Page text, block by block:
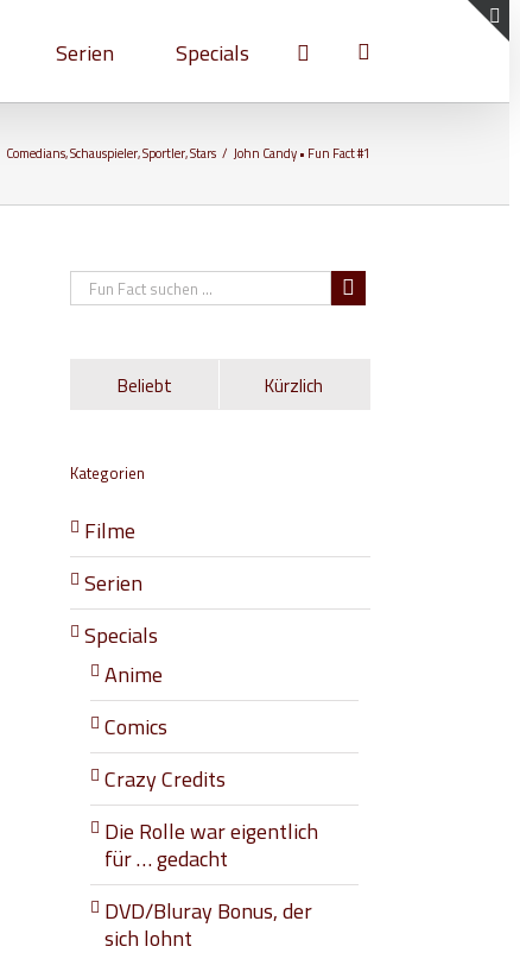
Serien Specials
Comedians,Schauspieler,Sportler,Stars / John Candy • Fun Fact #1
Beliebt Kürzlich
Kategorien
Filme
Serien
Specials
Anime
Comics
Crazy Credits
Die Rolle war eigentlich
für … gedacht
DVD/Bluray Bonus, der
sich lohnt